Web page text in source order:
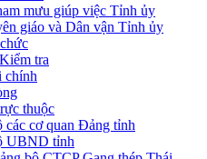
mưu giúp việc Tỉnh ủy
giáo và Dân vận Tỉnh ủy
tra
chính
thuộc
các cơ quan Đảng tỉnh
UBND tỉnh